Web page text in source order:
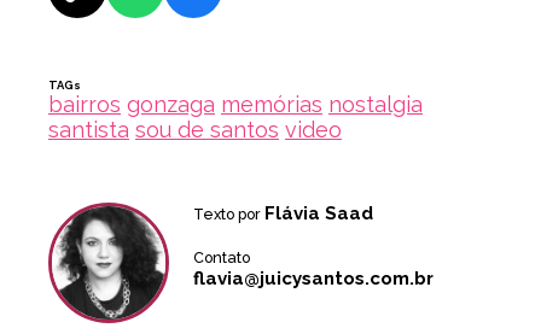
TAGs
bairros gonzaga memórias nostalgia
santista sou de santos video
Texto por Flávia Saad
Contato
flavia@juicysantos.com.br